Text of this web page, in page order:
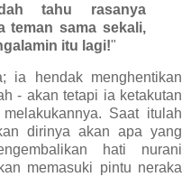
tahu rasanya
teman sama sekali,
itu lagi!"
ia hendak menghentikan
- akan tetapi ia ketakutan
Saat itulah
dirinya akan apa yang
hati nurani
memasuki pintu neraka